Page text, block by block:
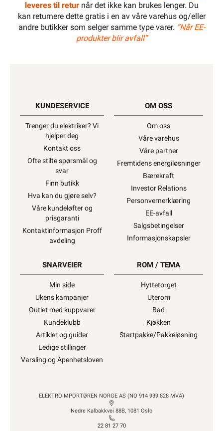
leveres til returnår det ikke kan brukes lenger. Du
kan returnere dette gratis i en av våre varehus og/eller
andre butikker som selger samme type varer. “Når EE-
produkter blir avfall”
KUNDESERVICE
Trenger du elektriker? Vi
hjelper deg
Kontakt oss
Ofte stilte spørsmål og
svar
Finn butikk
Hva kan du gjøre selv?
Våre kundeløfter og
prisgaranti
Kontaktinformasjon Proff
avdeling
OM OSS
Om oss
Våre varehus
Våre partner
Fremtidens energiløsninger
Bærekraft
Investor Relations
Personvernerklæring
EE-avfall
Salgsbetingelser
Informasjonskapsler
SNARVEIER
Min side
Ukens kampanjer
Outlet med kuppvarer
Kundeklubb
Artikler og guider
Ledige stillinger
Varsling og Åpenhetsloven
ROM / TEMA
Hyttetorget
Uterom
Bad
Kjøkken
Startpakke/Pakkeløsning
ELEKTROIMPORTØREN NORGE AS (NO 914 939 828 MVA)
Nedre Kalbakkvei 88B, 1081 Oslo
22 81 27 70